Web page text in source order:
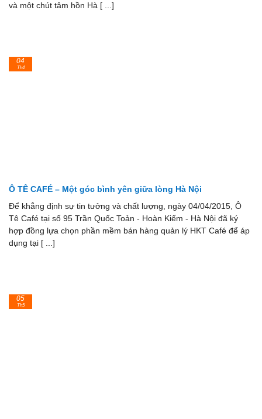
và một chút tâm hồn Hà [ ...]
Ô TÊ CAFÉ – Một góc bình yên giữa lòng Hà Nội
Để khẳng định sự tin tưởng và chất lượng, ngày 04/04/2015, Ô
Tê Café tại số 95 Trần Quốc Toản - Hoàn Kiếm - Hà Nội đã ký
hợp đồng lựa chọn phần mềm bán hàng quản lý HKT Café để áp
dụng tại [ ...]
04
Th4
05
Th5